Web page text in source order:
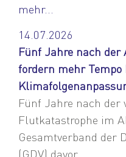
mehr...
14.07.2026
Fünf Jahre nach
fordern mehr
Fünf Jahre nach der
Flutkatastrophe im
Gesamtverband der
(GDV) davor...